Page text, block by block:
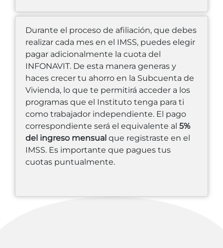
Durante el proceso de afiliación, que debes
realizar cada mes en el IMSS, puedes elegir
pagar adicionalmente la cuota del
INFONAVIT. De esta manera generas y
haces crecer tu ahorro en la Subcuenta de
Vivienda, lo que te permitirá acceder a los
programas que el Instituto tenga para ti
como trabajador independiente. El pago
correspondiente será el equivalente al 5%
del ingreso mensual que registraste en el
IMSS. Es importante que pagues tus
cuotas puntualmente.